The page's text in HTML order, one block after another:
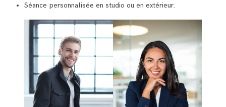
Séance personnalisée en studio ou en extérieur.